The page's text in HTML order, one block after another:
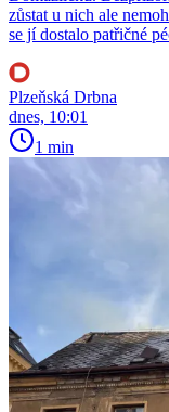
zůstat u nich ale
se jí dostalo patřičné
Plzeňská Drbna
dnes, 10:01
1 min